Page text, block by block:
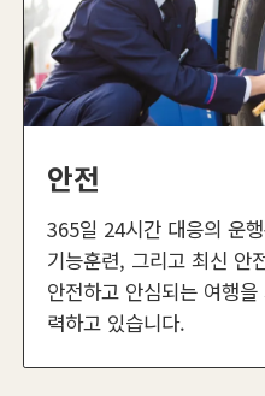
안전
365일 24시간 대응의 운
기능훈련, 그리고 최신 안
안전하고 안심되는 여행
력하고 있습니다.